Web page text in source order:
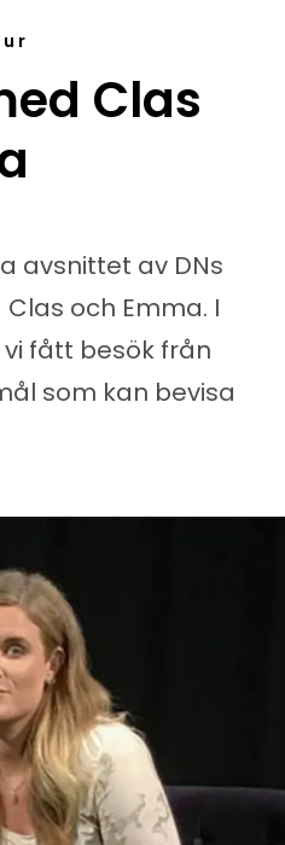
Clas
avsnittet av DNs
och Emma. I
fått besök från
som kan bevisa